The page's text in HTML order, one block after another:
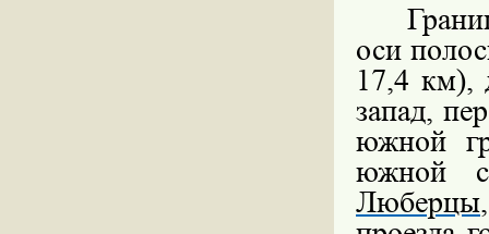
оси
17,4 км),
запад,
южной
южной
Люберцы